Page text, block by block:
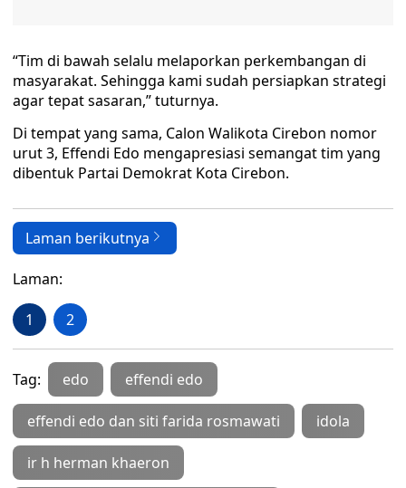
“Tim di bawah selalu melaporkan perkembangan di
masyarakat. Sehingga kami sudah persiapkan strategi
agar tepat sasaran,” tuturnya.
Di tempat yang sama, Calon Walikota Cirebon nomor
urut 3, Effendi Edo mengapresiasi semangat tim yang
dibentuk Partai Demokrat Kota Cirebon.
Laman berikutnya
Laman:
1 2
Tag: edo effendi edo
effendi edo dan siti farida rosmawati idola
ir h herman khaeron